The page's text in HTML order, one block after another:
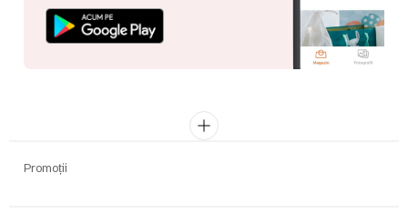
Promoții